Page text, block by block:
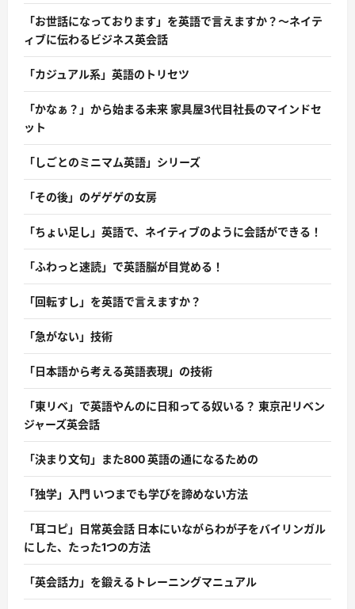
「お世話になっております」を英語で言えますか？〜ネイテ
ィブに伝わるビジネス英会話
「カジュアル系」英語のトリセツ
「かなぁ？」から始まる未来 家具屋3代目社長のマインドセ
ット
「しごとのミニマム英語」シリーズ
「その後」のゲゲゲの女房
「ちょい足し」英語で、ネイティブのように会話ができる！
「ふわっと速読」で英語脳が目覚める！
「回転すし」を英語で言えますか？
「急がない」技術
「日本語から考える英語表現」の技術
「東リベ」で英語やんのに日和ってる奴いる？ 東京卍リベン
ジャーズ英会話
「決まり文句」また800 英語の通になるための
「独学」入門 いつまでも学びを諦めない方法
「耳コピ」日常英会話 日本にいながらわが子をバイリンガル
にした、たった1つの方法
「英会話力」を鍛えるトレーニングマニュアル